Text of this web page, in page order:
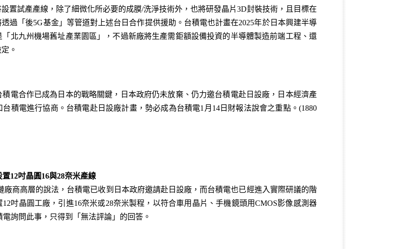
置試產產線，除了細微化所必要的成膜/洗淨技術外，也將研發晶片3D封裝技術，且目標在
過「後5G基金」等管道對上述台日合作提供援助。台積電也計畫在2025年於日本興建半導
北九州機場舊址產業園區」，不過新廠將生產需鉅額設備投資的半導體製造前端工程、還
。
電合作已成為日本的戰略關鍵，日本政府仍未放棄、仍力邀台積電赴日設廠，日本經濟產
積電進行協商。台積電赴日設廠計畫，勢必成為台積電1月14日財報法說會之重點。(1880
12吋晶圓16與28奈米產線
廠商高層的說法，台積電已收到日本政府邀請赴日設廠，而台積電也已經進入實際研議的階
吋晶圓工廠，引進16奈米或28奈米製程，以符合車用晶片、手機鏡頭用CMOS影像感測器
詢問此事，只得到「無法評論」的回答。